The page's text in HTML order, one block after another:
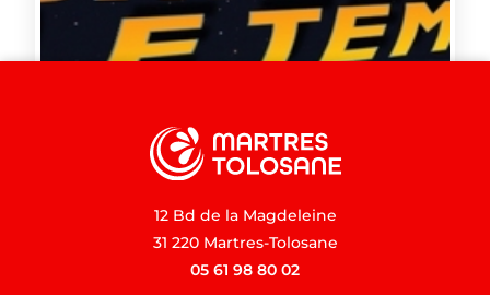
12 Bd de la Magdeleine
31 220 Martres-Tolosane
05 61 98 80 02